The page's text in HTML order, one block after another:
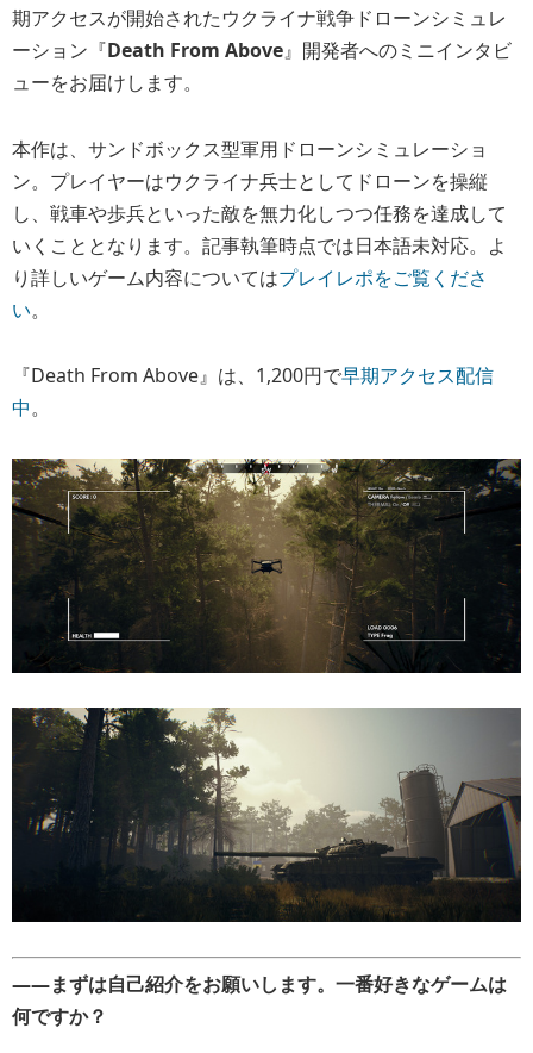
期アクセスが開始されたウクライナ戦争ドローンシミュレ
ーション『Death From Above』開発者へのミニインタビ
ューをお届けします。
本作は、サンドボックス型軍用ドローンシミュレーショ
ン。プレイヤーはウクライナ兵士としてドローンを操縦
し、戦車や歩兵といった敵を無力化しつつ任務を達成して
いくこととなります。記事執筆時点では日本語未対応。よ
り詳しいゲーム内容についてはプレイレポをご覧くださ
い。
『Death From Above』は、1,200円で早期アクセス配信
中。
――まずは自己紹介をお願いします。一番好きなゲームは
何ですか？